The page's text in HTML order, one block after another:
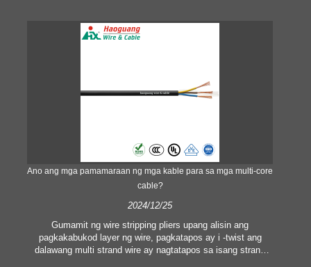
Ano ang mga pamamaraan ng mga kable para sa mga multi-core
cable?
2024/12/25
Gumamit ng wire stripping pliers upang alisin ang
pagkakabukod layer ng wire, pagkatapos ay i -twist ang
dalawang multi strand wire ay nagtatapos sa isang strand